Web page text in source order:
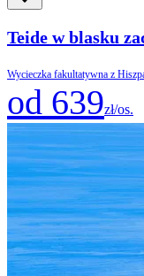
Teide w blasku
Wycieczka fakultatywna z
od 639zł/os.